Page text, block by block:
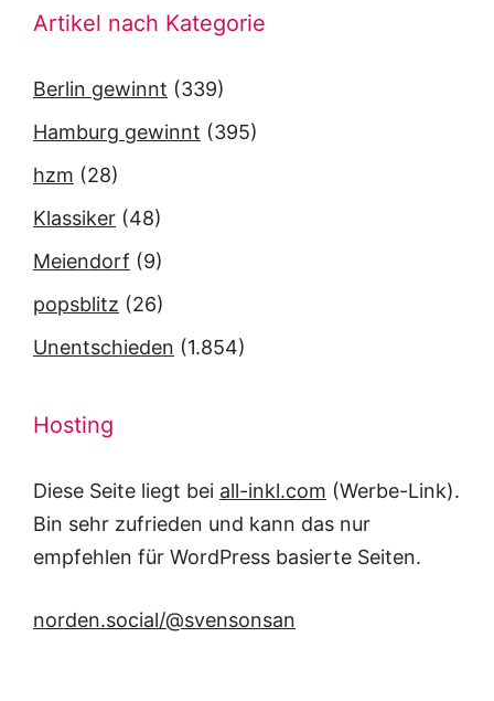
Artikel nach Kategorie
Berlin gewinnt (339)
Hamburg gewinnt (395)
hzm (28)
Klassiker (48)
Meiendorf (9)
popsblitz (26)
Unentschieden (1.854)
Hosting
Diese Seite liegt bei all-inkl.com (Werbe-Link).
Bin sehr zufrieden und kann das nur
empfehlen für WordPress basierte Seiten.
norden.social/@svensonsan